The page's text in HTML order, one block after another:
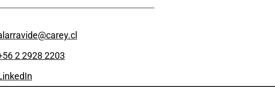
2 2928 2203